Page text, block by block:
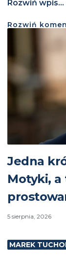
Rozwiń wpis...
Rozwiń
Jedna
Motyki, a
5 sierpnia, 2026
MAREK